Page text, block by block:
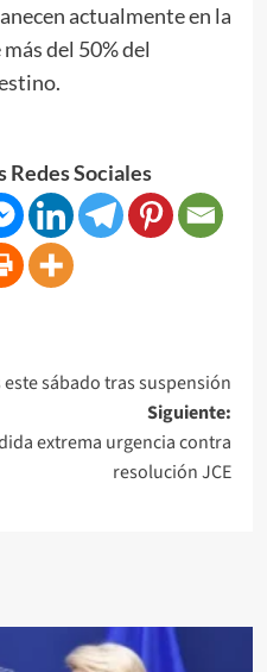
actualmente en la
del 50% del
Redes Sociales
sábado tras suspensión
Siguiente:
extrema urgencia contra
resolución JCE